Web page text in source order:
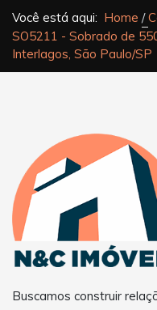
Você está aqui: Home
SO5211 - Sobrado de
Interlagos, São Paulo/SP
Buscamos construir